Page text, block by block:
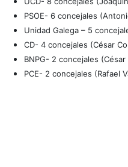
PSOE- 6 concejales
Unidad Galega – 5
CD- 4 concejales (César
BNPG- 2 concejales
PCE- 2 concejales (Rafael